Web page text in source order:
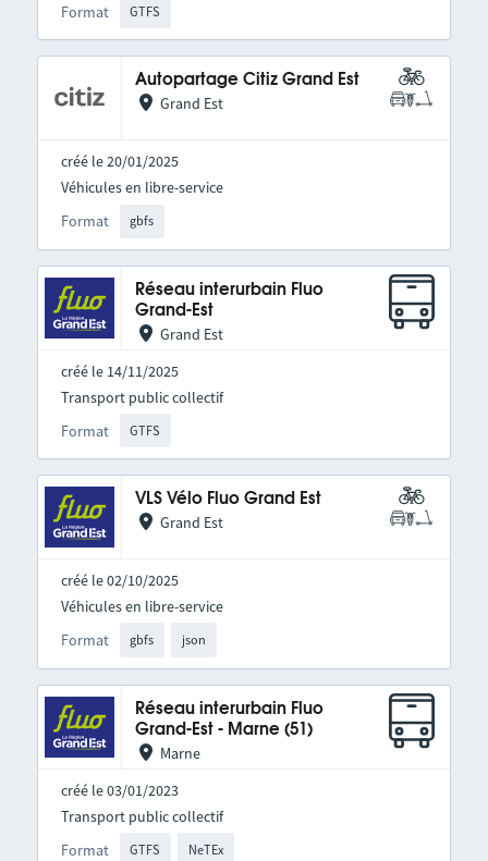
Format GTFS
Autopartage Citiz Grand Est
Grand Est
créé le 20/01/2025
Format gbfs
Véhicules en libre-service
Réseau interurbain Fluo
Grand-Est
Grand Est
créé le 14/11/2025
Format GTFS
Transport public collectif
VLS Vélo Fluo Grand Est
Grand Est
créé le 02/10/2025
Format gbfs json
Véhicules en libre-service
Réseau interurbain Fluo
Grand-Est - Marne (51)
Marne
créé le 03/01/2023
Format GTFS NeTEx
Transport public collectif